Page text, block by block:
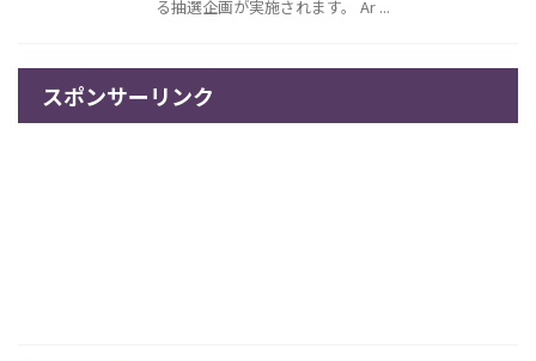
る抽選企画が実施されます。 Ar ...
スポンサーリンク